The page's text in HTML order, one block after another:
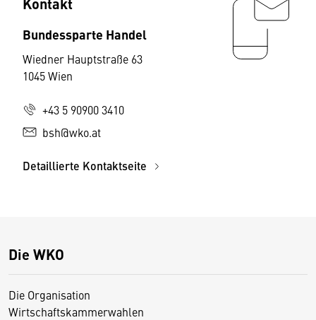
Bundessparte Handel
Wiedner Hauptstraße 63
1045 Wien
+43 5 90900 3410
bsh@wko.at
Detaillierte Kontaktseite
Die WKO
Die Organisation
Wirtschaftskammerwahlen